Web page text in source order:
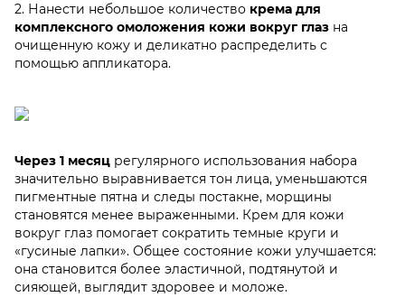
2. Нанести небольшое количество крема для
комплексного омоложения кожи вокруг глаз на
очищенную кожу и деликатно распределить с
помощью аппликатора.
Через 1 месяц регулярного использования набора
значительно выравнивается тон лица, уменьшаются
пигментные пятна и следы постакне, морщины
становятся менее выраженными. Крем для кожи
вокруг глаз помогает сократить темные круги и
«гусиные лапки». Общее состояние кожи улучшается:
она становится более эластичной, подтянутой и
сияющей, выглядит здоровее и моложе.